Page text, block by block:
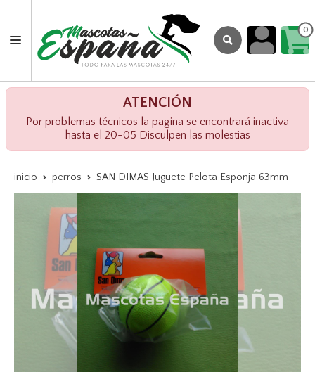
0
ATENCIÓN
Por problemas técnicos la pagina se encontrará inactiva
hasta el 20-05 Disculpen las molestias
inicio perros SAN DIMAS Juguete Pelota Esponja 63mm